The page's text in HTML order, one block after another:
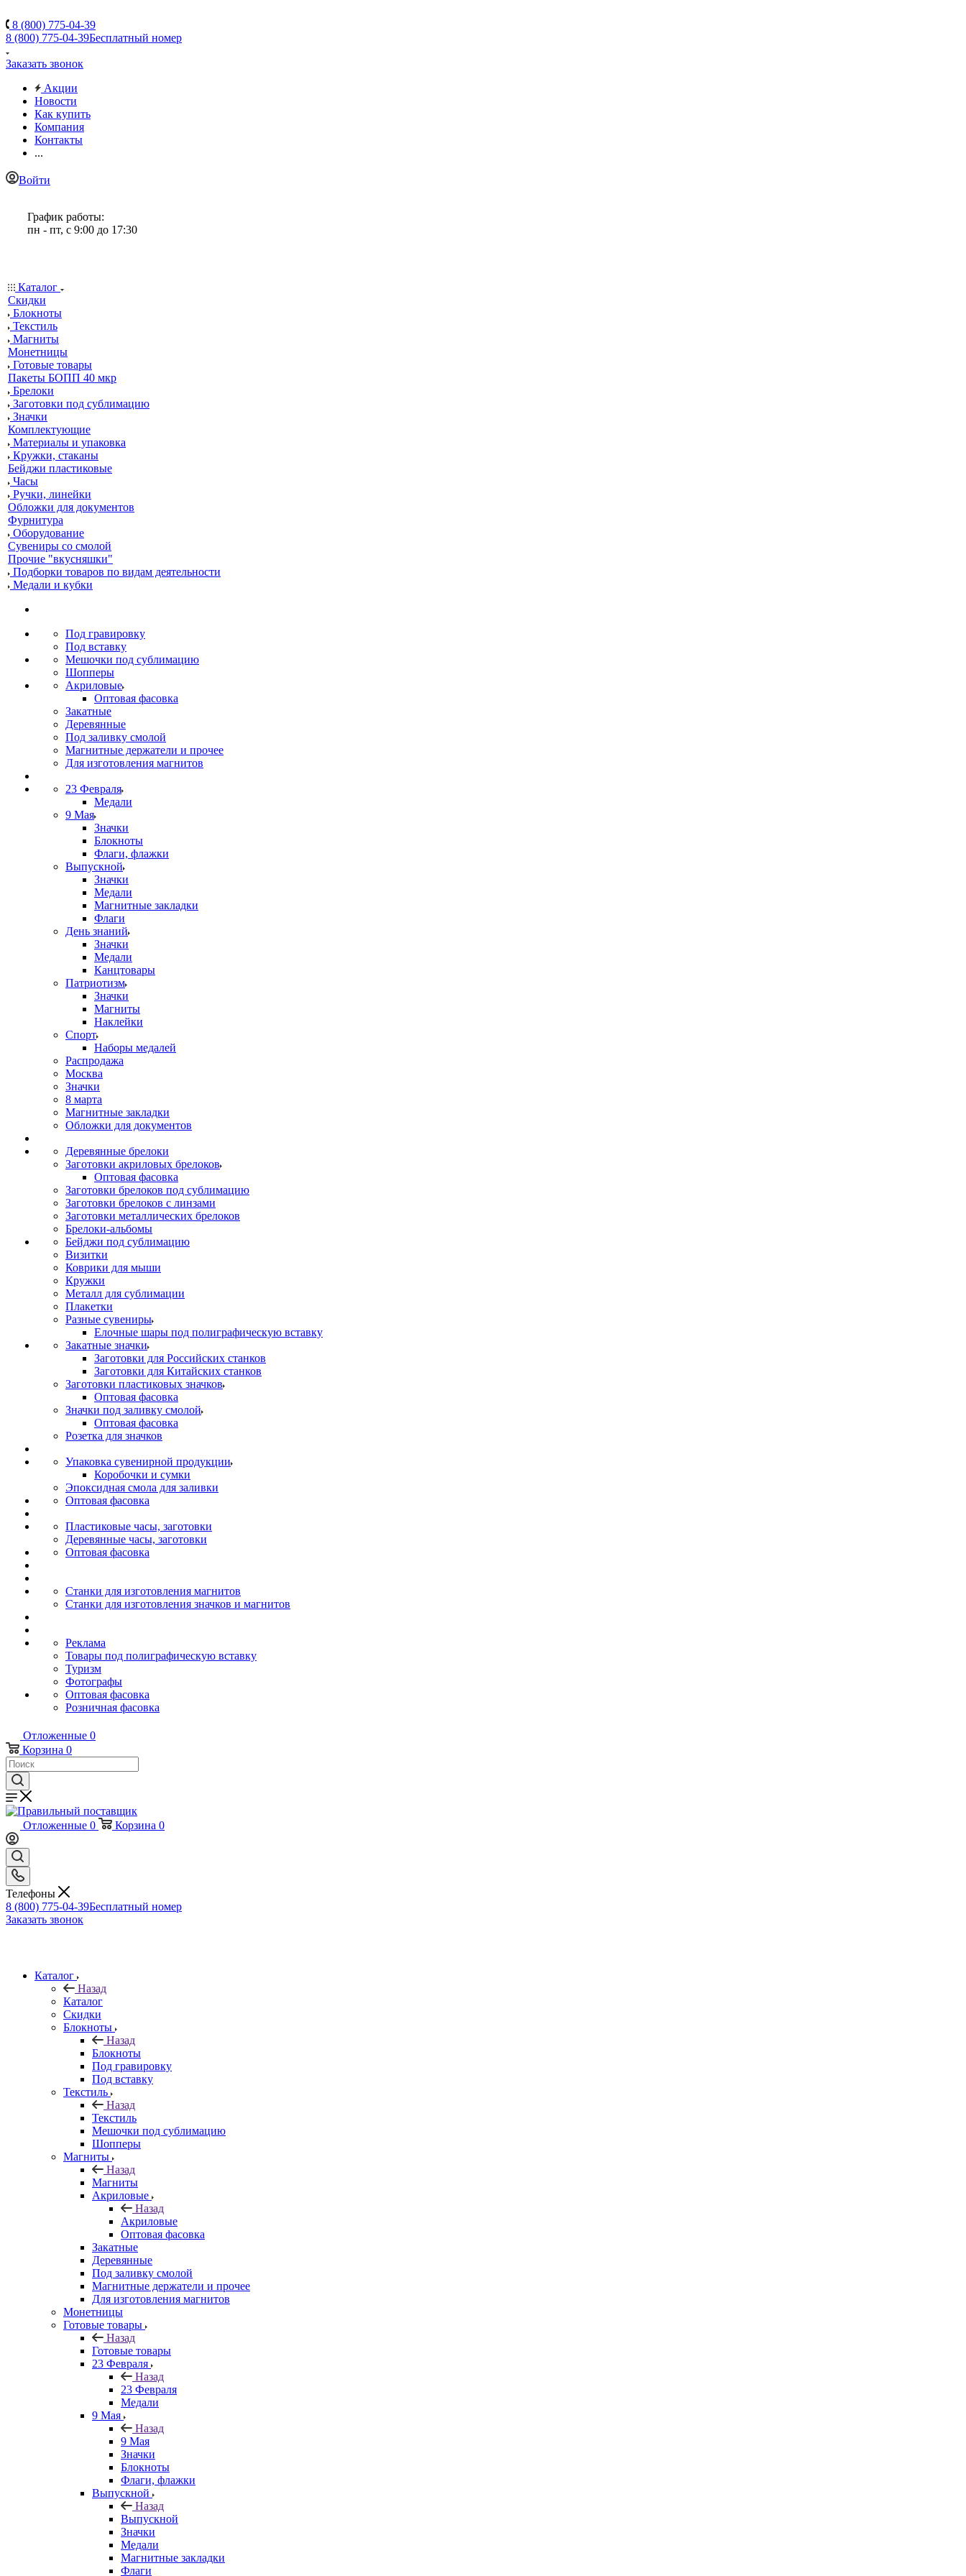
8 (800) 775-04-39
8 (800) 775-04-39Бесплатный номер
Заказать звонок
Акции
Новости
Как купить
Компания
Контакты
...
Войти
График работы:
пн - пт, с 9:00 до 17:30
Каталог
Скидки
Блокноты
Текстиль
Магниты
Монетницы
Готовые товары
Пакеты БОПП 40 мкр
Брелоки
Заготовки под сублимацию
Значки
Комплектующие
Материалы и упаковка
Кружки, стаканы
Бейджи пластиковые
Часы
Ручки, линейки
Обложки для документов
Фурнитура
Оборудование
Сувениры со смолой
Прочие "вкусняшки"
Подборки товаров по видам деятельности
Медали и кубки
Под гравировку
Под вставку
Мешочки под сублимацию
Шопперы
Акриловые
Оптовая фасовка
Закатные
Деревянные
Под заливку смолой
Магнитные держатели и прочее
Для изготовления магнитов
23 Февраля
Медали
9 Мая
Значки
Блокноты
Флаги, флажки
Выпускной
Значки
Медали
Магнитные закладки
Флаги
День знаний
Значки
Медали
Канцтовары
Патриотизм
Значки
Магниты
Наклейки
Спорт
Наборы медалей
Распродажа
Москва
Значки
8 марта
Магнитные закладки
Обложки для документов
Деревянные брелоки
Заготовки акриловых брелоков
Оптовая фасовка
Заготовки брелоков под сублимацию
Заготовки брелоков с линзами
Заготовки металлических брелоков
Брелоки-альбомы
Бейджи под сублимацию
Визитки
Коврики для мыши
Кружки
Металл для сублимации
Плакетки
Разные сувениры
Елочные шары под полиграфическую вставку
Закатные значки
Заготовки для Российских станков
Заготовки для Китайских станков
Заготовки пластиковых значков
Оптовая фасовка
Значки под заливку смолой
Оптовая фасовка
Розетка для значков
Упаковка сувенирной продукции
Коробочки и сумки
Эпоксидная смола для заливки
Оптовая фасовка
Пластиковые часы, заготовки
Деревянные часы, заготовки
Оптовая фасовка
Станки для изготовления магнитов
Станки для изготовления значков и магнитов
Реклама
Товары под полиграфическую вставку
Туризм
Фотографы
Оптовая фасовка
Розничная фасовка
Отложенные 0
Корзина 0
Отложенные 0 Корзина 0
Телефоны
8 (800) 775-04-39Бесплатный номер
Заказать звонок
Каталог
Назад
Каталог
Скидки
Блокноты
Назад
Блокноты
Под гравировку
Под вставку
Текстиль
Назад
Текстиль
Мешочки под сублимацию
Шопперы
Магниты
Назад
Магниты
Акриловые
Назад
Акриловые
Оптовая фасовка
Закатные
Деревянные
Под заливку смолой
Магнитные держатели и прочее
Для изготовления магнитов
Монетницы
Готовые товары
Назад
Готовые товары
23 Февраля
Назад
23 Февраля
Медали
9 Мая
Назад
9 Мая
Значки
Блокноты
Флаги, флажки
Выпускной
Назад
Выпускной
Значки
Медали
Магнитные закладки
Флаги